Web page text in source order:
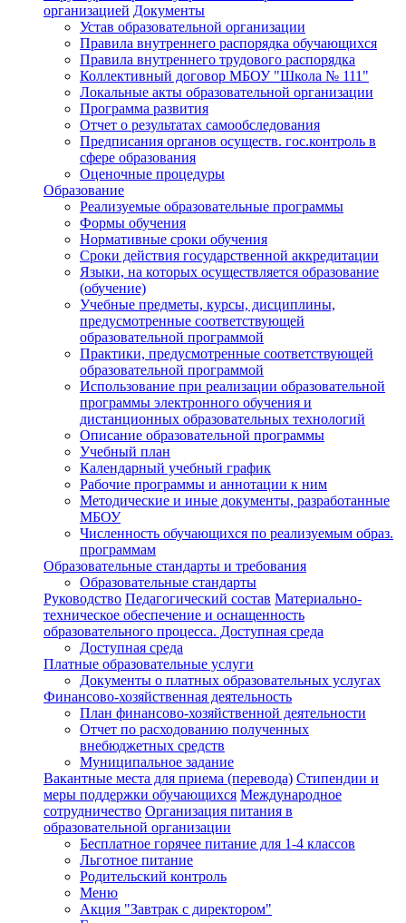
организацией Документы
Устав образовательной организации
Правила внутреннего распорядка обучающихся
Правила внутреннего трудового распорядка
Коллективный договор МБОУ "Школа № 111"
Локальные акты образовательной организации
Программа развития
Отчет о результатах самообследования
Предписания органов осуществ. гос.контроль в
сфере образования
Оценочные процедуры
Образование
Реализуемые образовательные программы
Формы обучения
Нормативные сроки обучения
Сроки действия государственной аккредитации
Языки, на которых осуществляется образование
(обучение)
Учебные предметы, курсы, дисциплины,
предусмотренные соответствующей
образовательной программой
Практики, предусмотренные соответствующей
образовательной программой
Использование при реализации образовательной
программы электронного обучения и
дистанционных образовательных технологий
Описание образовательной программы
Учебный план
Календарный учебный график
Рабочие программы и аннотации к ним
Методические и иные документы, разработанные
МБОУ
Численность обучающихся по реализуемым образ.
программам
Образовательные стандарты и требования
Образовательные стандарты
Руководство Педагогический состав Материально-
техническое обеспечение и оснащенность
образовательного процесса. Доступная среда
Доступная среда
Платные образовательные услуги
Документы о платных образовательных услугах
Финансово-хозяйственная деятельность
План финансово-хозяйственной деятельности
Отчет по расходованию полученных
внебюджетных средств
Муниципальное задание
Вакантные места для приема (перевода) Стипендии и
меры поддержки обучающихся Международное
сотрудничество Организация питания в
образовательной организации
Бесплатное горячее питание для 1-4 классов
Льготное питание
Родительский контроль
Меню
Акция "Завтрак с директором"